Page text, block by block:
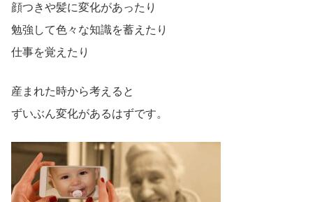
顔つきや髪に変化があったり
勉強して色々な知識を蓄えたり
仕事を覚えたり
産まれた時から考えると
ずいぶん変化があるはずです。